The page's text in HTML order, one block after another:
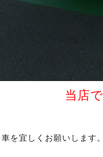
当店
を宜しくお願いします。